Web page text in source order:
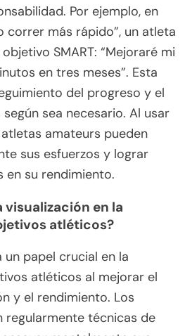
Por ejemplo, en
correr más rápido”, un atleta
SMART: “Mejoraré mi
en tres meses”. Esta
del progreso y el
sea necesario. Al usar
amateurs pueden
sus esfuerzos y lograr
en su rendimiento.
visualización en la
atléticos?
un papel crucial en la
atléticos al mejorar el
y el rendimiento. Los
técnicas de